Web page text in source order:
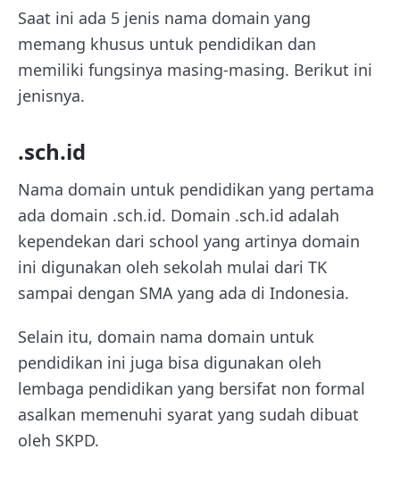
Saat ini ada 5 jenis nama domain yang
memang khusus untuk pendidikan dan
memiliki fungsinya masing-masing. Berikut ini
jenisnya.
.sch.id
Nama domain untuk pendidikan yang pertama
ada domain .sch.id. Domain .sch.id adalah
kependekan dari school yang artinya domain
ini digunakan oleh sekolah mulai dari TK
sampai dengan SMA yang ada di Indonesia.
Selain itu, domain nama domain untuk
pendidikan ini juga bisa digunakan oleh
lembaga pendidikan yang bersifat non formal
asalkan memenuhi syarat yang sudah dibuat
oleh SKPD.